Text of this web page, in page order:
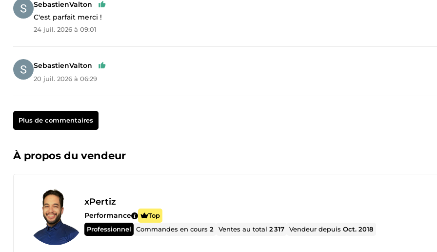
SebastienValton
C'est parfait merci !
24 juil. 2026 à 09:01
SebastienValton
20 juil. 2026 à 06:29
Plus de commentaires
À propos du vendeur
xPertiz
Performance
Top
Professionnel
Commandes en cours2 Ventes au total2 317 Vendeur depuisOct. 2018